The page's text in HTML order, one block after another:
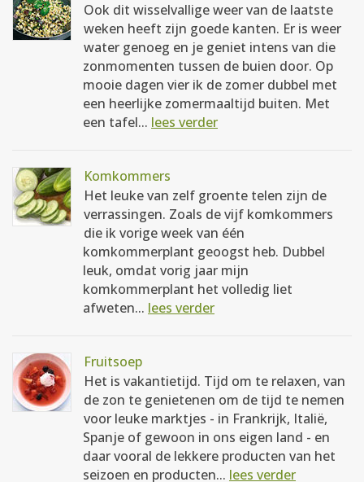
Ook dit wisselvallige weer van de laatste
weken heeft zijn goede kanten. Er is weer
water genoeg en je geniet intens van die
zonmomenten tussen de buien door. Op
mooie dagen vier ik de zomer dubbel met
een heerlijke zomermaaltijd buiten. Met
een tafel... lees verder
Komkommers
Het leuke van zelf groente telen zijn de
verrassingen. Zoals de vijf komkommers
die ik vorige week van één
komkommerplant geoogst heb. Dubbel
leuk, omdat vorig jaar mijn
komkommerplant het volledig liet
afweten... lees verder
Fruitsoep
Het is vakantietijd. Tijd om te relaxen, van
de zon te genietenen om de tijd te nemen
voor leuke marktjes - in Frankrijk, Italië,
Spanje of gewoon in ons eigen land - en
daar vooral de lekkere producten van het
seizoen en producten... lees verder